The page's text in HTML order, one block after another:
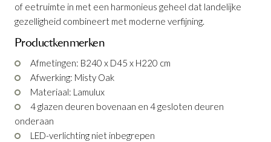
of eetruimte in met een harmonieus geheel dat landelijke
gezelligheid combineert met moderne verfijning.
Productkenmerken
Afmetingen: B240 x D45 x H220 cm
Afwerking: Misty Oak
Materiaal: Lamulux
4 glazen deuren bovenaan en 4 gesloten deuren
onderaan
LED-verlichting niet inbegrepen
Vitrinekast Rogia B240
Productnummer: G12150095155
€ 2.345,00 incl. BTW
GA NAAR WINKELMANDJE
OF VERDER WINKELEN